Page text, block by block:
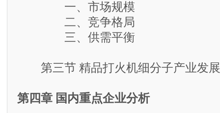
一、市场规模
二、竞争格局
三、供需平衡
第三节 精品打火机细分子产业发
第四章 国内重点企业分析